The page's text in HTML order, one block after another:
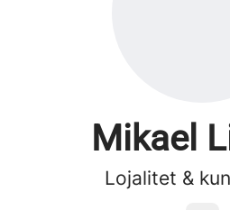
Mikael
Lojalitet &